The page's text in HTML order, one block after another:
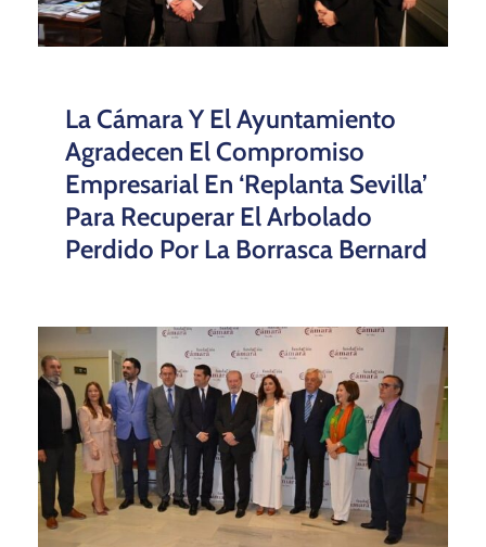
La Cámara Y El Ayuntamiento
Agradecen El Compromiso
Empresarial En ‘Replanta Sevilla’
Para Recuperar El Arbolado
Perdido Por La Borrasca Bernard